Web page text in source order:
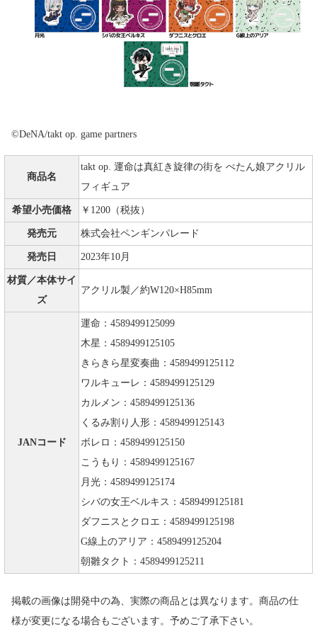
©DeNA/takt op. game partners
商品名
takt op. 運命は真紅き旋律の街を ぺたん娘アクリル
フィギュア
希望小売価格 ￥1200（税抜）
発売元 株式会社ペンギンパレード
発売日 2023年10月
材質／本体サイ
ズ
アクリル製／約W120×H85mm
JANコード
運命：4589499125099
木星：4589499125105
きらきら星変奏曲：4589499125112
ワルキューレ：4589499125129
カルメン：4589499125136
くるみ割り人形：4589499125143
ボレロ：4589499125150
こうもり：4589499125167
月光：4589499125174
シバの女王ベルキス：4589499125181
ダフニスとクロエ：4589499125198
G線上のアリア：4589499125204
朝雛タクト：4589499125211
掲載の画像は開発中の為、実際の商品とは異なります。商品の仕
様が変更になる場合もございます。予めご了承下さい。